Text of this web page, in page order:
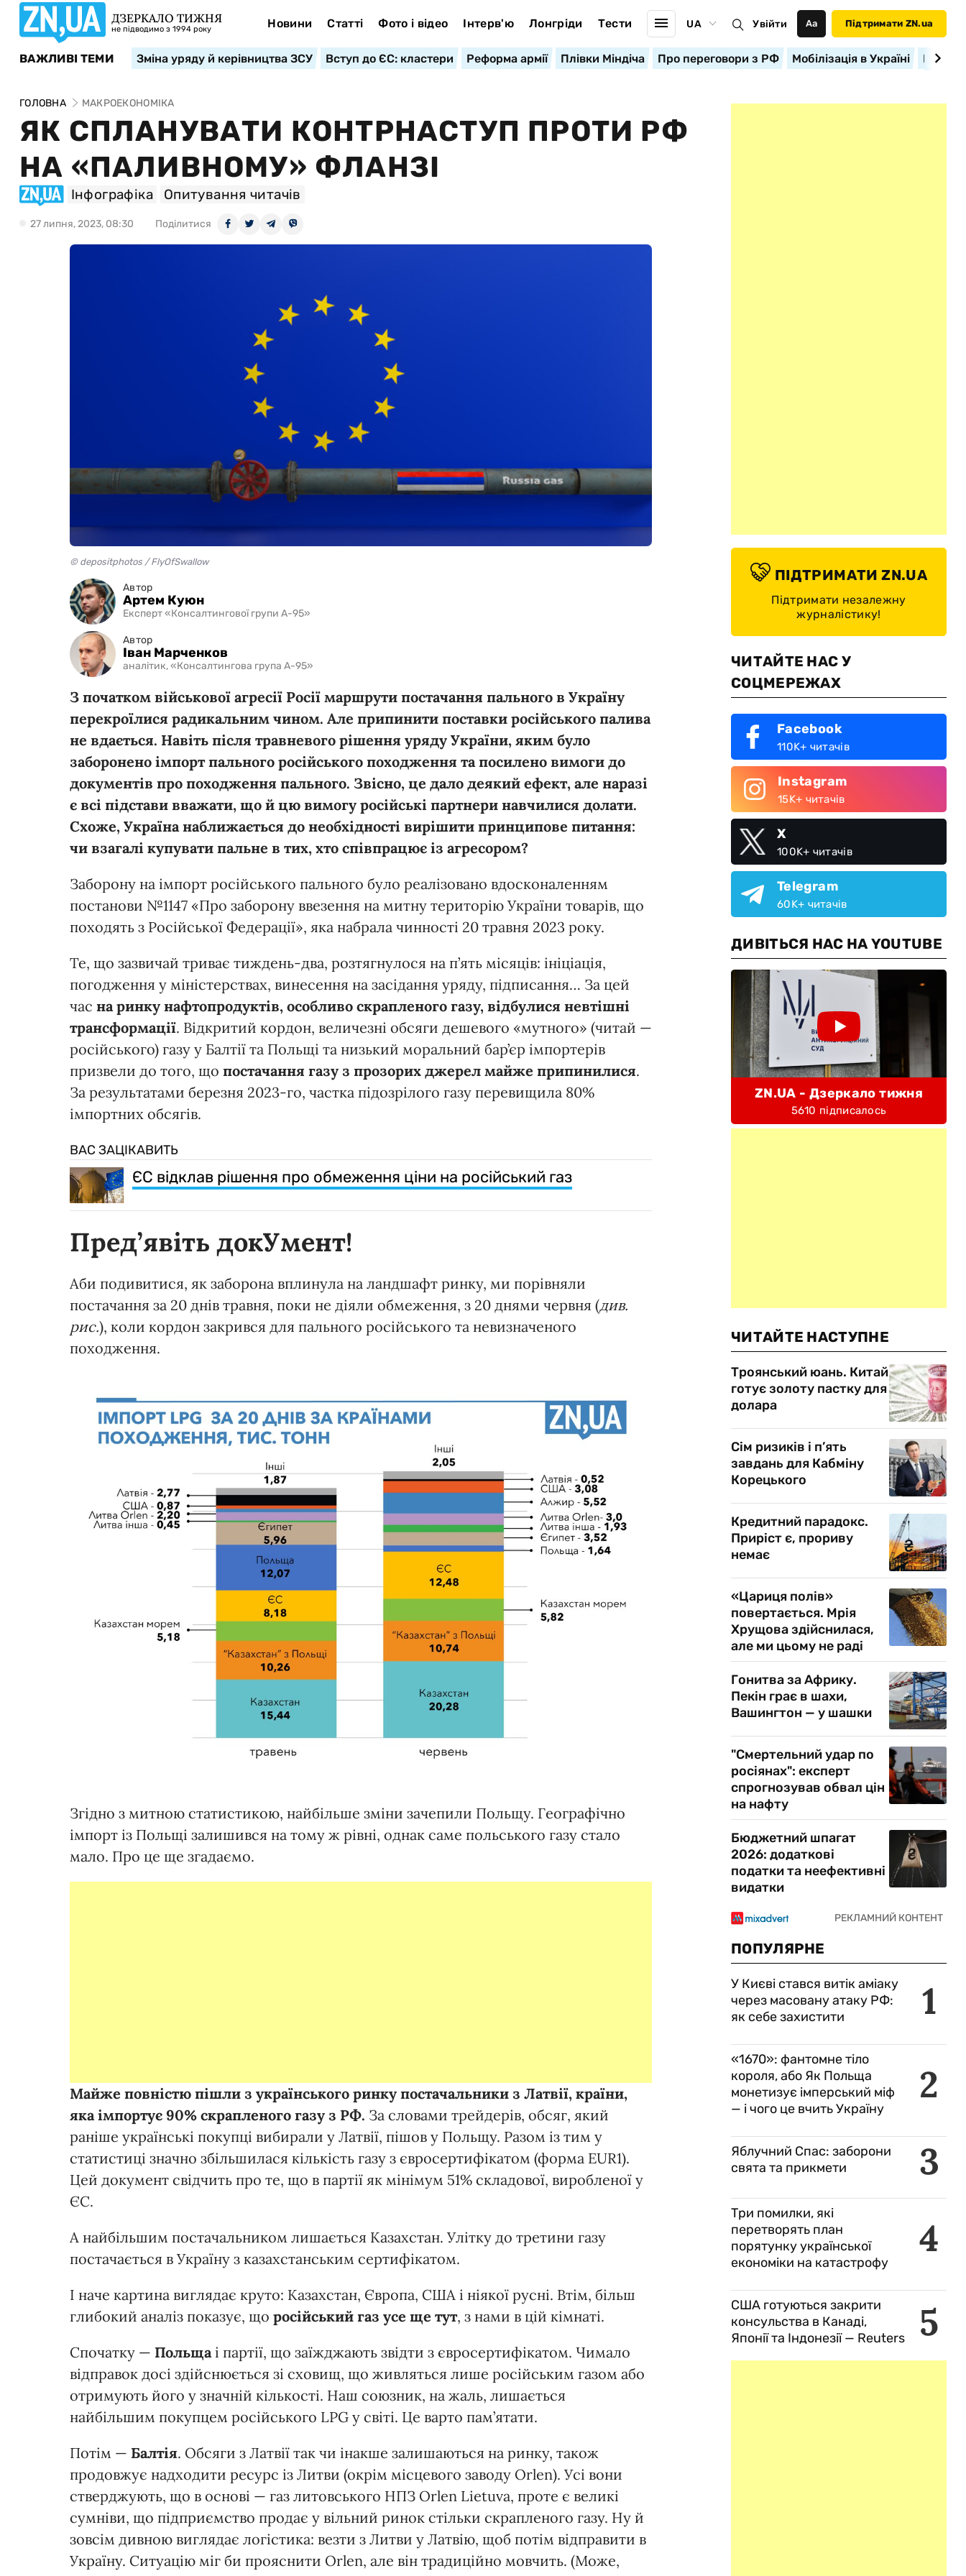
ДЗЕРКАЛО ТИЖНЯ
не підводимо з 1994 року Новини Статті Фото і відео Інтерв'ю Лонгріди Тести UA Увійти Аа Підтримати ZN.ua
ВАЖЛИВІ ТЕМИ Зміна уряду й керівництва ЗСУ Вступ до ЄС: кластери Реформа армії Плівки Міндіча Про переговори з РФ Мобілізація в Україні
ГОЛОВНА МАКРОЕКОНОМІКА
ЯК СПЛАНУВАТИ КОНТРНАСТУП ПРОТИ РФ
НА «ПАЛИВНОМУ» ФЛАНЗІ
Інфографіка Опитування читачів
27 липня, 2023, 08:30 Поділитися
© depositphotos / FlyOfSwallow
Автор
Артем Куюн
Експерт «Консалтингової групи А-95»
Автор
Іван Марченков
аналітик, «Консалтингова група А-95»
З початком військової агресії Росії маршрути постачання пального в Україну
перекроїлися радикальним чином. Але припинити поставки російського палива
не вдається. Навіть після травневого рішення уряду України, яким було
заборонено імпорт пального російського походження та посилено вимоги до
документів про походження пального. Звісно, це дало деякий ефект, але наразі
є всі підстави вважати, що й цю вимогу російські партнери навчилися долати.
Схоже, Україна наближається до необхідності вирішити принципове питання:
чи взагалі купувати пальне в тих, хто співпрацює із агресором?
Заборону на імпорт російського пального було реалізовано вдосконаленням
постанови №1147 «Про заборону ввезення на митну територію України товарів, що
походять з Російської Федерації», яка набрала чинності 20 травня 2023 року.
Те, що зазвичай триває тиждень-два, розтягнулося на п’ять місяців: ініціація,
погодження у міністерствах, винесення на засідання уряду, підписання… За цей
час на ринку нафтопродуктів, особливо скрапленого газу, відбулися невтішні
трансформації. Відкритий кордон, величезні обсяги дешевого «мутного» (читай —
російського) газу у Балтії та Польщі та низький моральний бар’єр імпортерів
призвели до того, що постачання газу з прозорих джерел майже припинилися.
За результатами березня 2023-го, частка підозрілого газу перевищила 80%
імпортних обсягів.
ВАС ЗАЦІКАВИТЬ
ЄС відклав рішення про обмеження ціни на російський газ
Пред’явіть докУмент!
Аби подивитися, як заборона вплинула на ландшафт ринку, ми порівняли
постачання за 20 днів травня, поки не діяли обмеження, з 20 днями червня (див.
рис.), коли кордон закрився для пального російського та невизначеного
походження.
Згідно з митною статистикою, найбільше зміни зачепили Польщу. Географічно
імпорт із Польщі залишився на тому ж рівні, однак саме польського газу стало
мало. Про це ще згадаємо.
Майже повністю пішли з українського ринку постачальники з Латвії, країни,
яка імпортує 90% скрапленого газу з РФ. За словами трейдерів, обсяг, який
раніше українські покупці вибирали у Латвії, пішов у Польщу. Разом із тим у
статистиці значно збільшилася кількість газу з євросертифікатом (форма EUR1).
Цей документ свідчить про те, що в партії як мінімум 51% складової, виробленої у
ЄС.
А найбільшим постачальником лишається Казахстан. Улітку до третини газу
постачається в Україну з казахстанським сертифікатом.
І наче картина виглядає круто: Казахстан, Європа, США і ніякої русні. Втім, більш
глибокий аналіз показує, що російський газ усе ще тут, з нами в цій кімнаті.
Спочатку — Польща і партії, що заїжджають звідти з євросертифікатом. Чимало
відправок досі здійснюється зі сховищ, що живляться лише російським газом або
отримують його у значній кількості. Наш союзник, на жаль, лишається
найбільшим покупцем російського LPG у світі. Це варто пам’ятати.
Потім — Балтія. Обсяги з Латвії так чи інакше залишаються на ринку, також
продовжує надходити ресурс із Литви (окрім місцевого заводу Orlen). Усі вони
стверджують, що в основі — газ литовського НПЗ Orlen Lietuva, проте є великі
сумніви, що підприємство продає у вільний ринок стільки скрапленого газу. Ну й
зовсім дивною виглядає логістика: везти з Литви у Латвію, щоб потім відправити в
Україну. Ситуацію міг би прояснити Orlen, але він традиційно мовчить. (Може,
ПІДТРИМАТИ ZN.UA
Підтримати незалежну
журналістику!
ЧИТАЙТЕ НАС У
СОЦМЕРЕЖАХ
Facebook
110K+ читачів
Instagram
15K+ читачів
X
100K+ читачів
Telegram
60K+ читачів
ДИВІТЬСЯ НАС НА YOUTUBE
ZN.UA - Дзеркало тижня
5610 підписалось
ЧИТАЙТЕ НАСТУПНЕ
Троянський юань. Китай
готує золоту пастку для
долара
Сім ризиків і п’ять
завдань для Кабміну
Корецького
Кредитний парадокс.
Приріст є, прориву
немає
«Цариця полів»
повертається. Мрія
Хрущова здійснилася,
але ми цьому не раді
Гонитва за Африку.
Пекін грає в шахи,
Вашингтон — у шашки
"Смертельний удар по
росіянах": експерт
спрогнозував обвал цін
на нафту
Бюджетний шпагат
2026: додаткові
податки та неефективні
видатки
ПОПУЛЯРНЕ
1
У Києві стався витік аміаку
через масовану атаку РФ:
як себе захистити
2
«1670»: фантомне тіло
короля, або Як Польща
монетизує імперський міф
— і чого це вчить Україну
3
Яблучний Спас: заборони
свята та прикмети
4
Три помилки, які
перетворять план
порятунку української
економіки на катастрофу
5
США готуються закрити
консульства в Канаді,
Японії та Індонезії — Reuters